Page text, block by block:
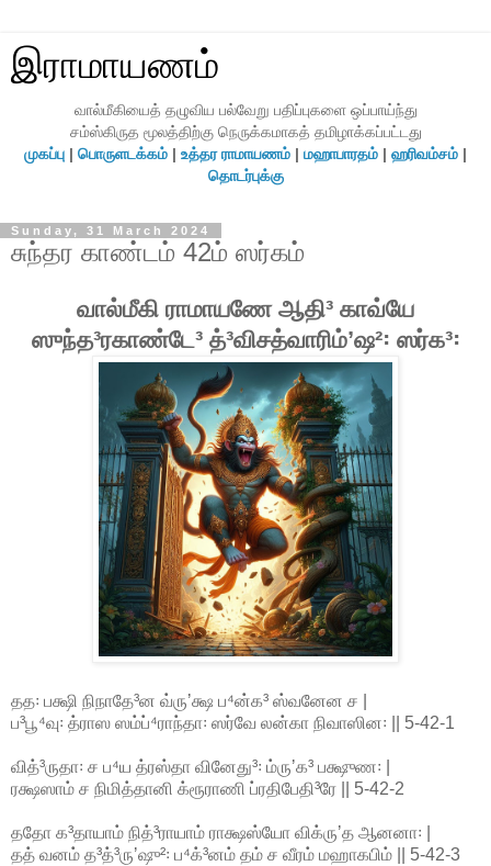
இராமாயணம்
வால்மீகியைத் தழுவிய பல்வேறு பதிப்புகளை ஒப்பாய்ந்து
சம்ஸ்கிருத மூலத்திற்கு நெருக்கமாகத் தமிழாக்கப்பட்டது
முகப்பு | பொருளடக்கம் | உத்தர ராமாயணம் | மஹாபாரதம் | ஹரிவம்சம் |
தொடர்புக்கு
Sunday, 31 March 2024
சுந்தர காண்டம் 42ம் ஸர்கம்
வால்மீகி ராமாயணே ஆதி³ காவ்யே
ஸுந்த³ரகாண்டே³ த்³விசத்வாரிம்ʼஷ²꞉ ஸர்க³꞉
தத꞉ பக்ஷி நிநாதே³ன வ்ருʼக்ஷ ப⁴ன்க³ ஸ்வனேன ச |
ப³பூ⁴வு꞉ த்ராஸ ஸம்ப்⁴ராந்தா꞉ ஸர்வே லன்கா நிவாஸின꞉ || 5-42-1
வித்³ருதா꞉ ச ப⁴ய த்ரஸ்தா வினேது³꞉ ம்ருʼக³ பக்ஷுண꞉ |
ரக்ஷஸாம் ச நிமித்தானி க்ரூராணி ப்ரதிபேதி³ரே || 5-42-2
ததோ க³தாயாம் நித்³ராயாம் ராக்ஷஸ்யோ விக்ருʼத ஆனனா꞉ |
தத் வனம் த³த்³ருʼஷு²꞉ ப⁴க்³னம் தம் ச வீரம் மஹாகபிம் || 5-42-3